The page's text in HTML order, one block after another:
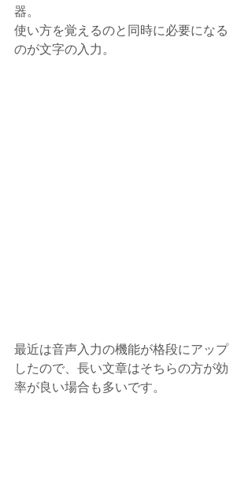
器。
使い方を覚えるのと同時に必要になる
のが文字の入力。
最近は音声入力の機能が格段にアップ
したので、長い文章はそちらの方が効
率が良い場合も多いです。